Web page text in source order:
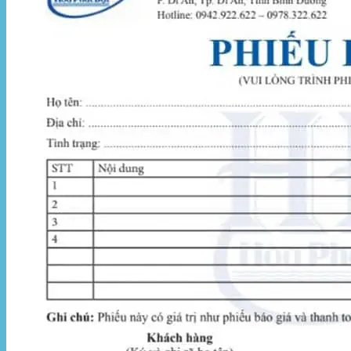
Hòa Phát Đạt
Sản Phẩm Bạt Che Ngoài Trời
Bạt nhựa xanh cam
Bạt sọc 3 màu
Bạt nhựa giá rẻ
Bạt lót ao hồ
Màng chống thấm HDPE
Sản Phẩm Dù Che Ngoài Trời
Dù che nắng
Dù che quán cafe
Dù che sự kiện
Dù lệch tâm
Mái hiên di động
Mái xếp di động
Nhà bạt di động